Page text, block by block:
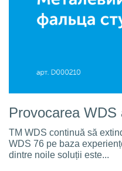
Provocarea WDS
TM WDS continuă să
WDS 76 pe baza
dintre noile soluții este...